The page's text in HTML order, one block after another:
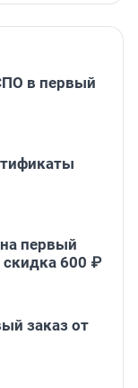
в первый
первый
600 ₽
заказ от